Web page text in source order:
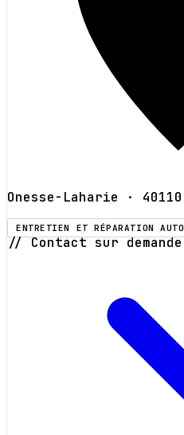
Onesse-Laharie · 40110
ENTRETIEN ET RÉPARATION AUTO
// Contact sur demande